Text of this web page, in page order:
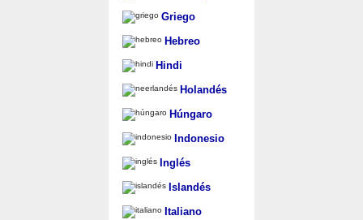
Griego
Hebreo
Hindi
Holandés
Húngaro
Indonesio
Inglés
Islandés
Italiano